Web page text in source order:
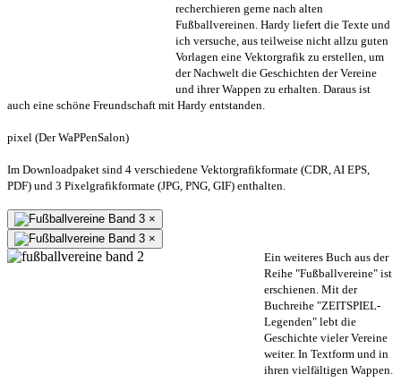
recherchieren gerne nach alten
Fußballvereinen. Hardy liefert die Texte und
ich versuche, aus teilweise nicht allzu guten
Vorlagen eine Vektorgrafik zu erstellen, um
der Nachwelt die Geschichten der Vereine
und ihrer Wappen zu erhalten. Daraus ist
auch eine schöne Freundschaft mit Hardy entstanden.
pixel (Der WaPPenSalon)
Im Downloadpaket sind 4 verschiedene Vektorgrafikformate (CDR, AI EPS,
PDF) und 3 Pixelgrafikformate (JPG, PNG, GIF) enthalten.
×
×
Ein weiteres Buch aus der
Reihe "Fußballvereine" ist
erschienen. Mit der
Buchreihe "ZEITSPIEL-
Legenden" lebt die
Geschichte vieler Vereine
weiter. In Textform und in
ihren vielfältigen Wappen.